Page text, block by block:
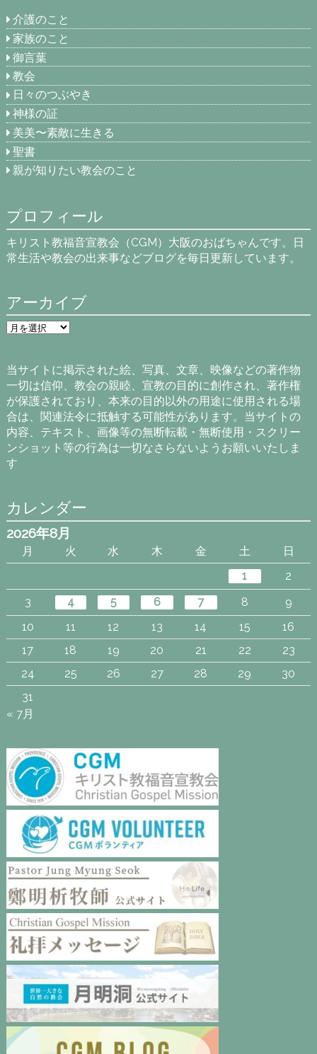
介護のこと
家族のこと
御言葉
教会
日々のつぶやき
神様の証
美美〜素敵に生きる
聖書
親が知りたい教会のこと
プロフィール
キリスト教福音宣教会（CGM）大阪のおばちゃんです。日
常生活や教会の出来事などブログを毎日更新しています。
アーカイブ
ア
ー
ブ
当サイトに掲示された絵、写真、文章、映像などの著作物
一切は信仰、教会の親睦、宣教の目的に創作され、著作権
が保護されており、本来の目的以外の用途に使用される場
合は、関連法令に抵触する可能性があります。当サイトの
内容、テキスト、画像等の無断転載・無断使用・スクリー
ンショット等の行為は一切なさらないようお願いいたしま
す
カレンダー
2026年8月
月 火 水 木 金 土
日
1
2
3
4 5 6 7 8
9
10
11 12 13 14 15
16
17
18 19 20 21 22
23
24
25 26 27 28 29
30
31
« 7月